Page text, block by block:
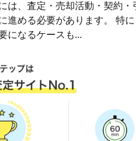
は、査定・売却活動・契約・
進める必要があります。 特
になるケースも...